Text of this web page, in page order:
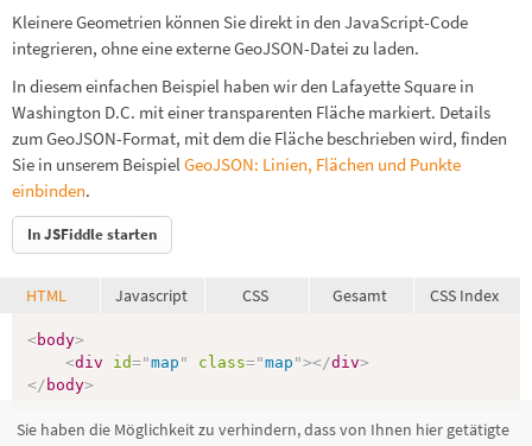
Kleinere Geometrien können Sie direkt in den JavaScript-Code
integrieren, ohne eine externe GeoJSON-Datei zu laden.
In diesem einfachen Beispiel haben wir den Lafayette Square in
Washington D.C. mit einer transparenten Fläche markiert. Details
zum GeoJSON-Format, mit dem die Fläche beschrieben wird, finden
Sie in unserem BeispielGeoJSON: Linien, Flächen und Punkte
einbinden.
In JSFiddle starten
HTML Javascript CSS Gesamt CSS Index
<body>
<div id="map " class="map "></div>
</ body>